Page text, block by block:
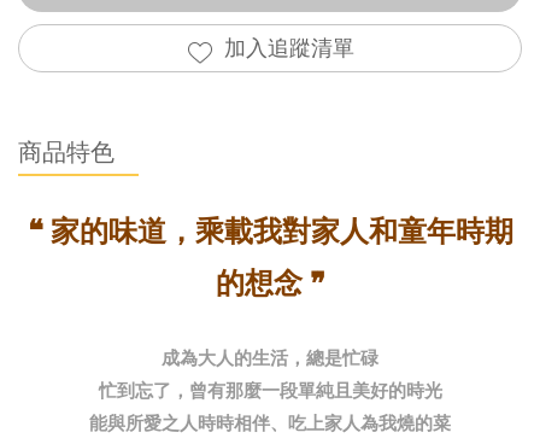
加入追蹤清單
商品特色
❝ 家的味道，乘載我對家人和童年時期
的想念 ❞
成為大人的生活，總是忙碌
忙到忘了，曾有那麼一段單純且美好的時光
能與所愛之人時時相伴、吃上家人為我燒的菜